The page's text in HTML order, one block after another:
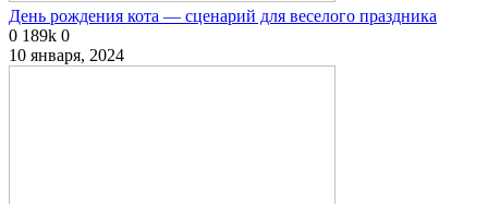
День рождения кота — сценарий для веселого праздника
0 189k 0
10 января, 2024